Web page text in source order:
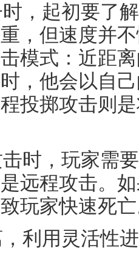
，起初要了
，但速度并
模式：近距
，他会以自
投掷攻击则
时，玩家需
远程攻击。
玩家快速死
利用灵活性